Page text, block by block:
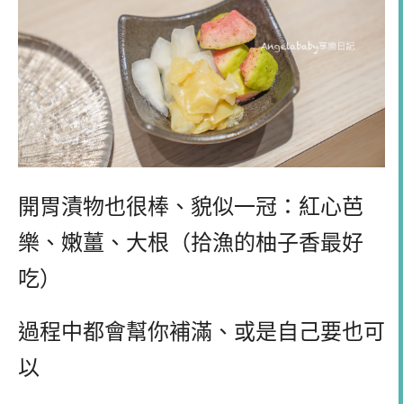
開胃漬物也很棒、貌似一冠：紅心芭
樂、嫩薑、大根（拾漁的柚子香最好
吃）
過程中都會幫你補滿、或是自己要也可
以